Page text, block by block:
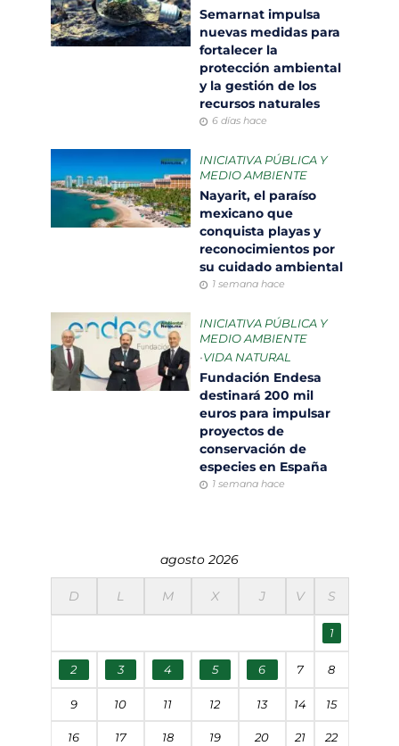
Semarnat impulsa
nuevas medidas para
fortalecer la
protección ambiental
y la gestión de los
recursos naturales
6 días hace
INICIATIVA PÚBLICA Y
MEDIO AMBIENTE
Nayarit, el paraíso
mexicano que
conquista playas y
reconocimientos por
su cuidado ambiental
1 semana hace
INICIATIVA PÚBLICA Y
MEDIO AMBIENTE
•VIDA NATURAL
Fundación Endesa
destinará 200 mil
euros para impulsar
proyectos de
conservación de
especies en España
1 semana hace
agosto 2026
D L M X J V S
1
2 3 4 5 6 7 8
9 10 11 12 13 14 15
16 17 18 19 20 21 22